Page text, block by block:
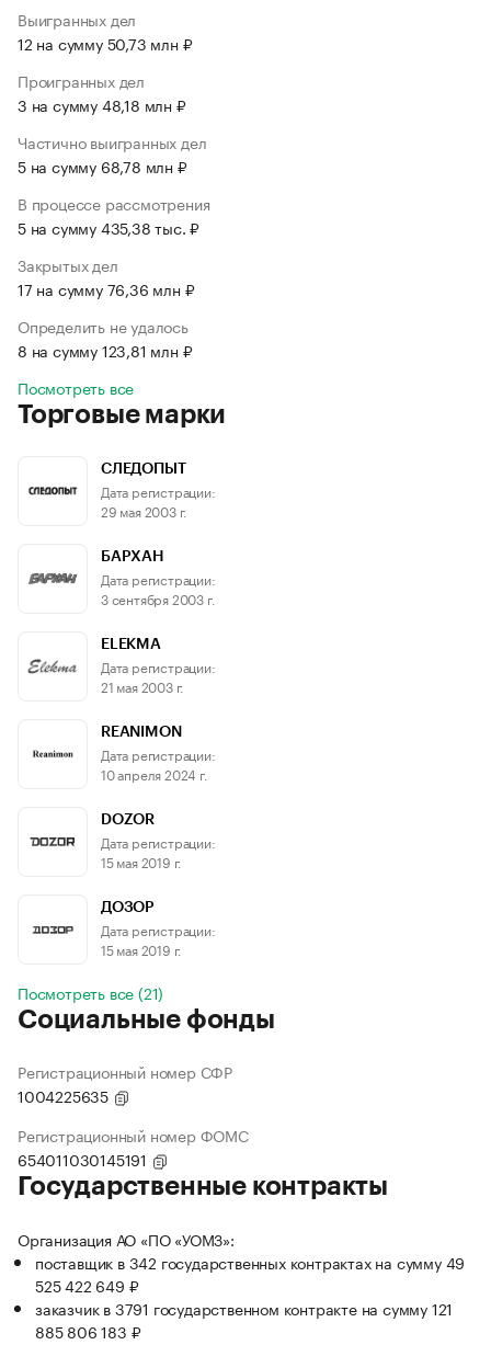
Выигранных дел
12 на сумму 50,73 млн ₽
Проигранных дел
3 на сумму 48,18 млн ₽
Частично выигранных дел
5 на сумму 68,78 млн ₽
В процессе рассмотрения
5 на сумму 435,38 тыс. ₽
Закрытых дел
17 на сумму 76,36 млн ₽
Определить не удалось
8 на сумму 123,81 млн ₽
Посмотреть все
Торговые марки
СЛЕДОПЫТ
Дата регистрации:
29 мая 2003 г.
БАРХАН
Дата регистрации:
3 сентября 2003 г.
ELEKMA
Дата регистрации:
21 мая 2003 г.
REANIMON
Дата регистрации:
10 апреля 2024 г.
DOZOR
Дата регистрации:
15 мая 2019 г.
ДОЗОР
Дата регистрации:
15 мая 2019 г.
Посмотреть все (21)
Социальные фонды
Регистрационный номер СФР
1004225635
Регистрационный номер ФОМС
654011030145191
Государственные контракты
Организация АО «ПО «УОМЗ»:
поставщик в 342 государственных контрактах на сумму 49
525 422 649 ₽
заказчик в 3791 государственном контракте на сумму 121
885 806 183 ₽